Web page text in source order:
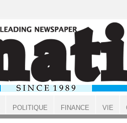
POLITIQUE FINANCE VIE